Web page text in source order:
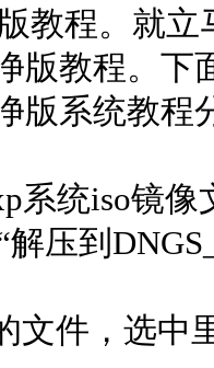
教程。就
版教程。
版系统教程
统iso镜像
压到
件，选中